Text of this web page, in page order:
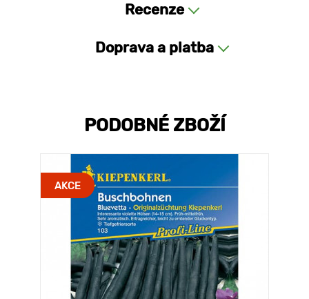
Recenze
Doprava a platba
PODOBNÉ ZBOŽÍ
AKCE